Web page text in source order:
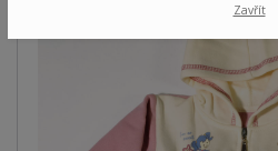
Zavřít